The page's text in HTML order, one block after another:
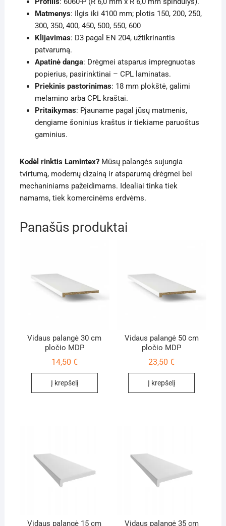
Matmenys: Ilgis iki 4100 mm; plotis 150, 200, 250,
300, 350, 400, 450, 500, 550, 600
Klijavimas: D3 pagal EN 204, užtikrinantis
patvarumą.
Apatinė danga: Drėgmei atsparus impregnuotas
popierius, pasirinktinai – CPL laminatas.
Priekinis pastorinimas: 18 mm plokštė, galimi
melamino arba CPL kraštai.
Pritaikymas: Pjauname pagal jūsų matmenis,
dengiame šoninius kraštus ir tiekiame paruoštus
gaminius.
Kodėl rinktis Lamintex?Mūsų palangės sujungia
tvirtumą, modernų dizainą ir atsparumą drėgmei bei
mechaniniams pažeidimams. Idealiai tinka tiek
namams, tiek komercinėms erdvėms.
Panašūs produktai
Vidaus palangė 30 cm
pločio MDP
14,50 €
Į krepšelį
Vidaus palangė 50 cm
pločio MDP
23,50€
Į krepšelį
Vidaus palangė 15 cm Vidaus palangė 35 cm